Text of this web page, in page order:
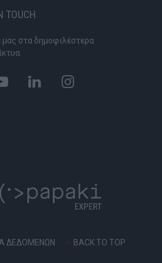
TOUCH
στα δημοφιλέστερα
ΔΕΔΟΜΕΝΩΝ BACK TO TOP